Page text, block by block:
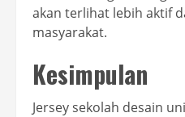
akan terlihat lebih aktif
masyarakat.
Kesimpulan
Jersey sekolah desain